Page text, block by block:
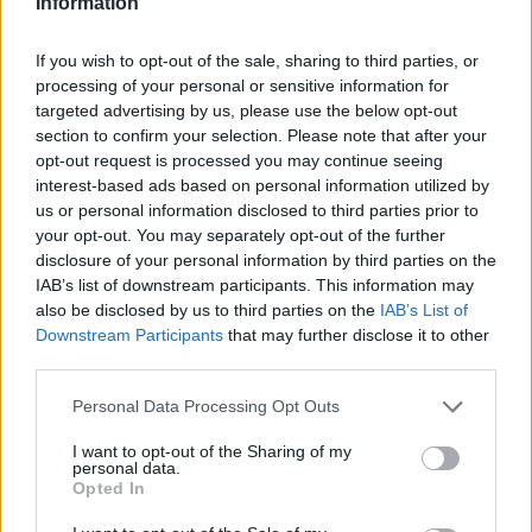
If you wish to opt-out of the sale, sharing to third parties, or
processing of your personal or sensitive information for
targeted advertising by us, please use the below opt-out
section to confirm your selection. Please note that after your
opt-out request is processed you may continue seeing
interest-based ads based on personal information utilized by
us or personal information disclosed to third parties prior to
your opt-out. You may separately opt-out of the further
disclosure of your personal information by third parties on the
IAB’s list of downstream participants. This information may
also be disclosed by us to third parties on the IAB’s List of
Downstream Participants that may further disclose it to other
Personal Data Processing Opt Outs
I want to opt-out of the Sharing of my
personal data.
Opted In
ledninger, der viser tegn på utætheder.
- Arbejdet skal være med til at sikre en stabil og
effektiv varmeforsyning til kunderne i området,
siger Nicolai Ellgaard Bechfeldt fra Frederikshavn
Varme.
Termograferingen giver et præcist overblik over
utætheder og gør det muligt for varmeselskabet
hurtigt at igangsætte arbejdet - til gavn for
forsyningssikkerheden og for at mindske
vandtabet
mellem Vestergade og Nørregade 29A. Der vil
være omkørsel for private via Århusgade og
gang: Hjælp dem sikkert på vej
Lokalredaktionen
Følg os på Discover
07. august 2026 kl. 11.03
FREDERIKSHAVN: Når skolerne åbner efter
sommerferien, begynder 516 børn i Frederikshavn
Kommune i skole for første gang.
Samtidig kommer mange nye og uerfarne
trafikanter ud på skolevejene, og derfor opfordrer
Frederikshavn Kommune alle trafikanter til at
sænke farten og være ekstra opmærksomme.